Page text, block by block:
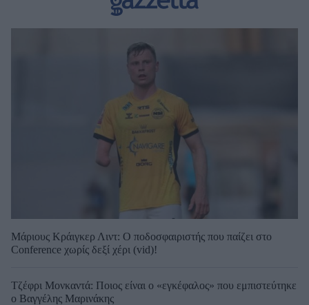
Μάριους Κράιγκερ Λιντ: Ο ποδοσφαιριστής που παίζει στο
Conference χωρίς δεξί χέρι (vid)!
Τζέφρι Μονκαντά: Ποιος είναι ο «εγκέφαλος» που εμπιστεύτηκε
ο Βαγγέλης Μαρινάκης